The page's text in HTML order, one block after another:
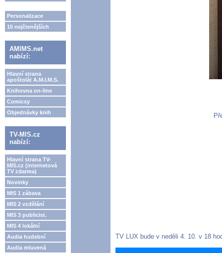
Personalizace
15 nejčtenějších
AMIMS.net
nabízí:
Hlavní strana
apoštolát A.M.I.M.S.
Knihovna on-line
Comicsy
Objednávky knih
TV-MIS.cz
nabízí:
Hlavní strana TV-
MIS.cz (internetová
TV zdarma)
Novinky
MIS 1 zábava
MIS 2 vzdělání
MIS 3 publicist.
MIS 4 lokální
Audia hudební
Audia mluvená
TV LUX bude v neděli 4. 10. v 18